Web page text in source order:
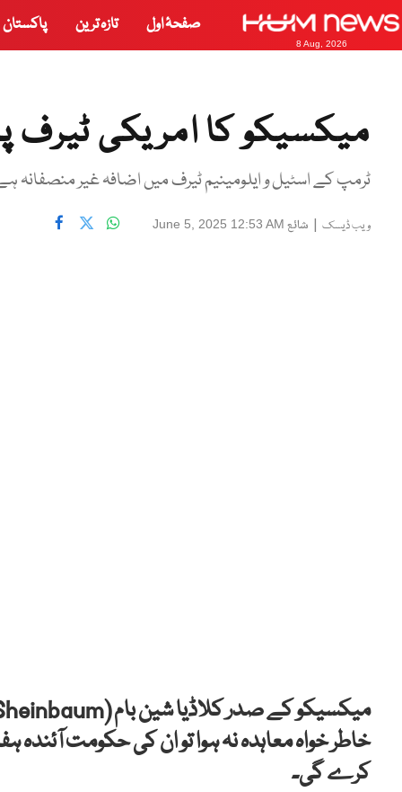
8 Aug, 2026
صفحۂ اول تازہ ترین پاکستان
میکسیکو کا امریکی ٹیرف
ٹرمپ کے اسٹیل و ایلومینیم ٹیرف میں اضافہ غیر منصفانہ
ویب ڈیسک | شائع June 5, 2025 12:53 AM
خاطر خواہ معاہدہ نہ ہوا تو ان کی حکومت
کرے گی۔